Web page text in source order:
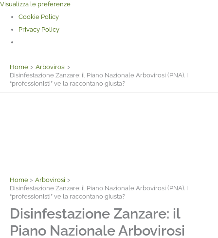
Visualizza le preferenze
Cookie Policy
Privacy Policy
Home
Arbovirosi
Disinfestazione Zanzare: il Piano Nazionale Arbovirosi (PNA). I
“professionisti” ve la raccontano giusta?
Home
Arbovirosi
Disinfestazione Zanzare: il Piano Nazionale Arbovirosi (PNA). I
“professionisti” ve la raccontano giusta?
Disinfestazione Zanzare: il
Piano Nazionale Arbovirosi